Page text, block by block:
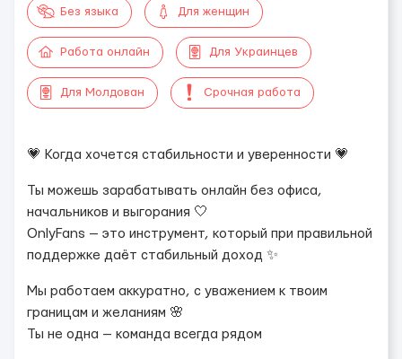
Без языка Для женщин
Работа онлайн Для Украинцев
Для Молдован Срочная работа
💗 Когда хочется стабильности и уверенности 💗
Ты можешь зарабатывать онлайн без офиса,
начальников и выгорания 🤍
OnlyFans — это инструмент, который при правильной
поддержке даёт стабильный доход ✨
Мы работаем аккуратно, с уважением к твоим
границам и желаниям 🌸
Ты не одна — команда всегда рядом